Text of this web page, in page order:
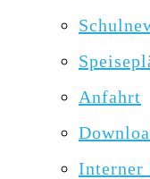
Anfahrt
Interner